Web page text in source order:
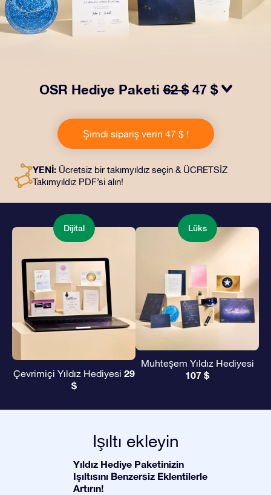
OSR Hediye Paketi62 $ 47 $
zarf içinde kişiye özel hazırlanan belgelerin seçtiğiniz
adrese teslimatı ile çevrimiçi belgeler ve uygulamalara
erişim imkanı bu pakete dahildir. Bu, arkadaşlarınıza ve
yoludur.
Şimdi sipariş verin 47 $ !
YENİ: Ücretsiz bir takımyıldız seçin & ÜCRETSİZ
Takımyıldız PDF’si alın!
Dijital
Çevrimiçi Yıldız Hediyesi 29
$
Lüks
Muhteşem Yıldız Hediyesi
107 $
Işıltı ekleyin
Yıldız Hediye Paketinizin
Işıltısını Benzersiz Eklentilerle
Artırın!